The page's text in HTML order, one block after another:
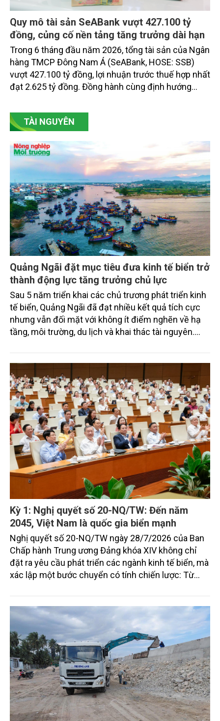
Quy mô tài sản SeABank vượt 427.100 tỷ
đồng, củng cố nền tảng tăng trưởng dài hạn
Trong 6 tháng đầu năm 2026, tổng tài sản của Ngân
hàng TMCP Đông Nam Á (SeABank, HOSE: SSB)
vượt 427.100 tỷ đồng, lợi nhuận trước thuế hợp nhất
đạt 2.625 tỷ đồng. Đồng hành cùng định hướng
SeABank tiếp tục duy trì hoạt động hiệu quả, mở
rộng tín dụng, củng cố nguồn vốn và đảm bảo các
TÀI NGUYÊN
Quảng Ngãi đặt mục tiêu đưa kinh tế biển trở
thành động lực tăng trưởng chủ lực
Sau 5 năm triển khai các chủ trương phát triển kinh
tế biển, Quảng Ngãi đã đạt nhiều kết quả tích cực
nhưng vẫn đối mặt với không ít điểm nghẽn về hạ
tầng, môi trường, du lịch và khai thác tài nguyên.
đặt mục tiêu đưa kinh tế biển phát triển nhanh, bền
trưởng của tỉnh đến năm 2030, tầm nhìn đến năm
2045.
Kỳ 1: Nghị quyết số 20-NQ/TW: Đến năm
2045, Việt Nam là quốc gia biển mạnh
Nghị quyết số 20-NQ/TW ngày 28/7/2026 của Ban
Chấp hành Trung ương Đảng khóa XIV không chỉ
đặt ra yêu cầu phát triển các ngành kinh tế biển, mà
xác lập một bước chuyển có tính chiến lược: Từ
"phát triển kinh tế ven biển" sang "xây dựng quốc
gia biển mạnh". Trong bước chuyển ấy, ngành Nông
nghiệp và Môi trường giữ vai trò đặc biệt quan trọng,
từ hoàn thiện thể chế, quy hoạch không gian biển,
quản lý tài nguyên đến bảo vệ môi trường, phục hồi
hệ sinh thái và kiến tạo sinh kế bền vững cho người
dân ven biển, hải đảo.